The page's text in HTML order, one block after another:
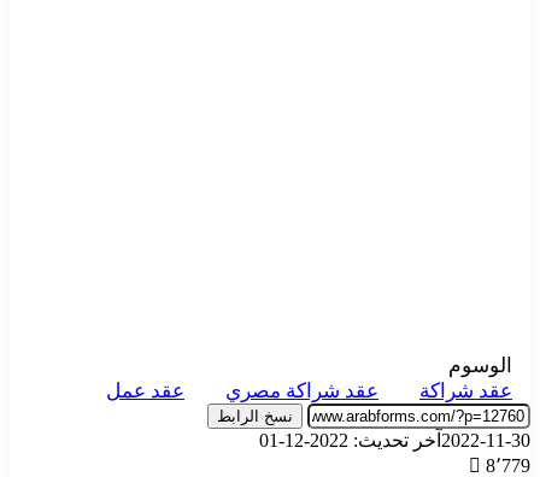
الوسوم
عقد شراكة
عقد شراكة مصري عقد عمل
نسخ الرابط
2022-11-30 آخر تحديث: 2022-12-01
8٬779